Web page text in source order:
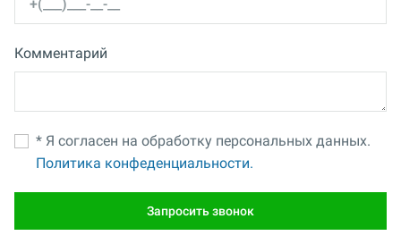
Комментарий
* Я согласен на обработку персональных данных.
Политика конфеденциальности.
Запросить звонок